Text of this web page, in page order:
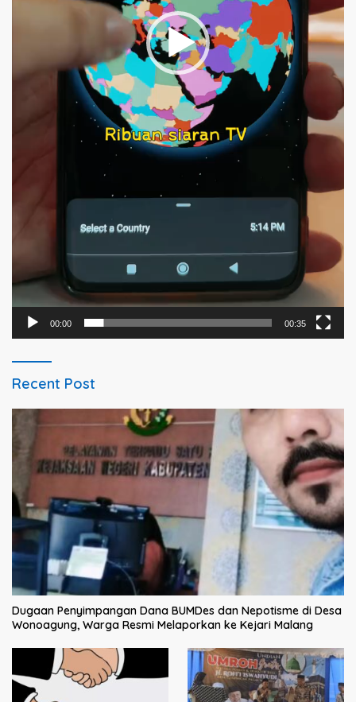
00:00 00:35
Recent Post
Dugaan Penyimpangan Dana BUMDes dan Nepotisme di Desa
Wonoagung, Warga Resmi Melaporkan ke Kejari Malang